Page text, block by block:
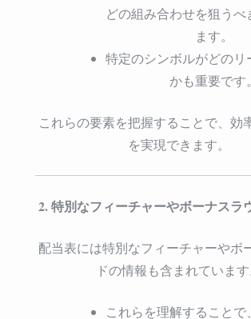
どの組み合わせを狙うべ
ます。
特定のシンボルがどのリ
かも重要です。
これらの要素を把握することで、効
を実現できます。
2. 特別なフィーチャーやボーナスラ
配当表には特別なフィーチャーやボ
ドの情報も含まれています
これらを理解することで